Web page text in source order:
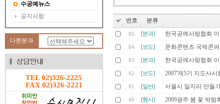
수공예뉴스
공지사항
다른분과
TEL 02)326-2225
FAX 02)326-2221
번호 분류
85 [분과] 한국공예사랑협회
84 [보도] 문화콘텐츠 국제콘
83 [분과] 한국공예사랑협회
82 [보도] 2007'제5기 지도사시
81 [일반] 서울시 일자리 만들
80 [행사] 2009광주 봄 꽃 박람